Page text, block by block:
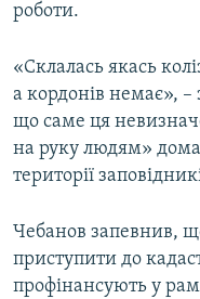
роботи.
«Склалась якась
а кордонів немає»,
що саме ця
на руку людям»
території
Чебанов запевнив,
приступити до
профінансують у